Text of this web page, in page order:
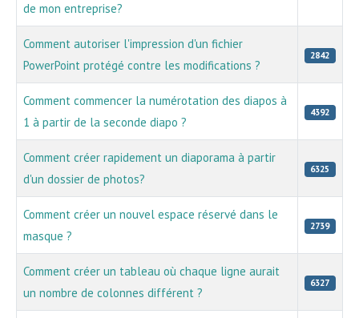
de mon entreprise?
Comment autoriser l'impression d'un fichier
PowerPoint protégé contre les modifications ?
2842
Comment commencer la numérotation des diapos à
1 à partir de la seconde diapo ?
4392
Comment créer rapidement un diaporama à partir
d'un dossier de photos?
6325
Comment créer un nouvel espace réservé dans le
masque ?
2739
Comment créer un tableau où chaque ligne aurait
un nombre de colonnes différent ?
6327